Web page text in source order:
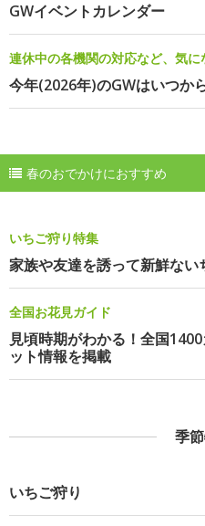
GWイベントカレンダー
連休中の各機関の対応など、気に
今年(2026年)のGWはいつか
春のおでかけにおすすめ
いちご狩り特集
家族や友達を誘って新鮮ない
全国お花見ガイド
見頃時期がわかる！全国
ット情報を掲載
季
いちご狩り